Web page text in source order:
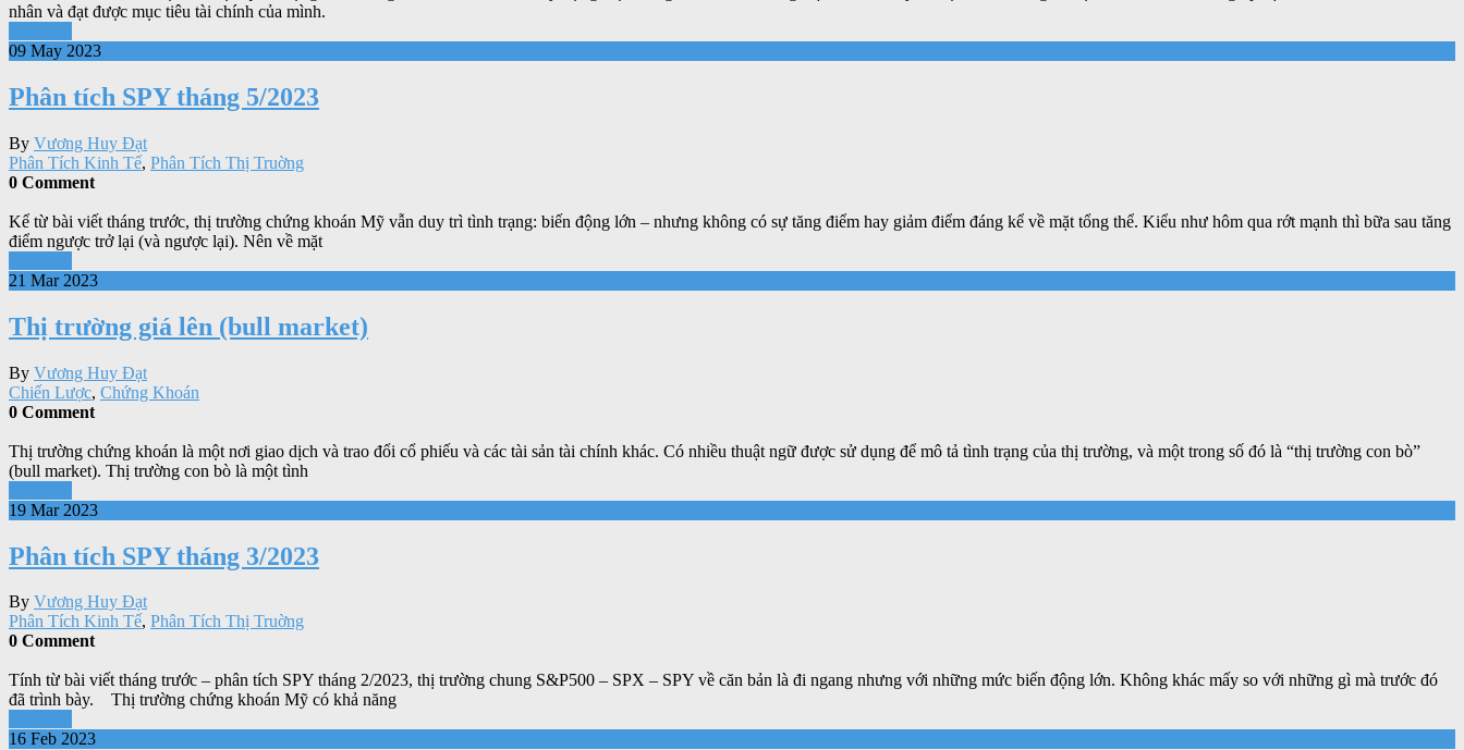
nhân và đạt được mục tiêu tài chính của mình.
09 May 2023
Phân tích SPY tháng 5/2023
By Vương Huy Đạt
Phân Tích Kinh Tế, Phân Tích Thị Truờng
0 Comment
Kể từ bài viết tháng trước, thị trường chứng khoán Mỹ vẫn duy trì tình trạng: biến động lớn – nhưng không có sự tăng điểm hay giảm điểm đáng kể về mặt tổng thể. Kiểu như hôm qua rớt mạnh thì bữa sau tăng
điểm ngược trở lại (và ngược lại). Nên về mặt
21 Mar 2023
Thị trường giá lên (bull market)
By Vương Huy Đạt
Chiến Lược, Chứng Khoán
0 Comment
Thị trường chứng khoán là một nơi giao dịch và trao đổi cổ phiếu và các tài sản tài chính khác. Có nhiều thuật ngữ được sử dụng để mô tả tình trạng của thị trường, và một trong số đó là “thị trường con bò”
(bull market). Thị trường con bò là một tình
19 Mar 2023
Phân tích SPY tháng 3/2023
By Vương Huy Đạt
Phân Tích Kinh Tế, Phân Tích Thị Truờng
0 Comment
Tính từ bài viết tháng trước – phân tích SPY tháng 2/2023, thị trường chung S&P500 – SPX – SPY về căn bản là đi ngang nhưng với những mức biến động lớn. Không khác mấy so với những gì mà trước đó
đã trình bày. Thị trường chứng khoán Mỹ có khả năng
16 Feb 2023